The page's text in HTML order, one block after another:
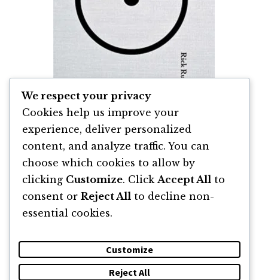
Actul Creativ: Un Mod de Viață de Rick
Rubin
Rick Rubin
We respect your privacy
Cookies help us improve your
experience, deliver personalized
content, and analyze traffic. You can
choose which cookies to allow by
clicking Customize. Click Accept All to
consent or Reject All to decline non-
essential cookies.
Customize
Reject All